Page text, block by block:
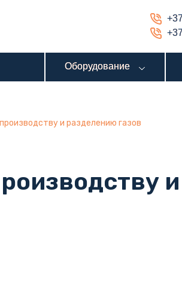
Оборудование
Оборудование
и разделению газов